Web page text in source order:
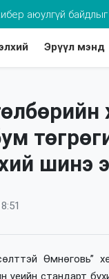
аюулгүй байдлыг
эсрэг
Эрүүл мэнд
шинэ
Өмнөговь”
үеийн стандарт